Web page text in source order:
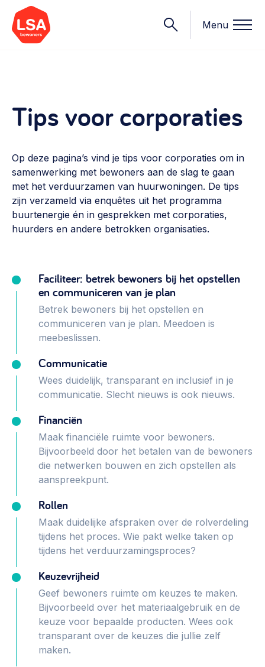
Menu
Onderwerpen
Rechtsvormen, positionering, organisatiemodellen >
Financiën
Financieringsvormen, administratie, begroting en omzet >
Organisatie en beheer
Vrijwilligers en medewerkers
Werving, contracten en vergoedingen, betaalde krachten
Eigen gebouw
Huren of kopen, maatschappelijk vastgoed,
Sociaal ondernemen
Bewonersbedrijf starten, ondernemingsplan maken >
Buurtbewoners verbinden
Community building en ABCD, welkomstcultuur >
Zorgzame gemeenschappen
Betrokken buurten, contact stimuleren, netwerken
Wijkaanpak
Werken aan de wijk, ABCD, WijkWijzer >
Voorbereiden op crisis, noodsteunpunten,
ontmoetingsplekken >
Buurtenergie
Energiecollectieven, buurt vergroenen, SDG >
Onze leden
Contact
Opinie
Bijeenkomsten
Vraag stellen
info@lsabewoners.nl
Tips voor corporaties
Op deze pagina’s vind je tips voor corporaties om in
samenwerking met bewoners aan de slag te gaan
met het verduurzamen van huurwoningen. De tips
zijn verzameld via enquêtes uit het programma
buurtenergie én in gesprekken met corporaties,
huurders en andere betrokken organisaties.
Faciliteer: betrek bewoners bij het opstellen
en communiceren van je plan
Betrek bewoners bij het opstellen en
communiceren van je plan. Meedoen is
meebeslissen.
Communicatie
Wees duidelijk, transparant en inclusief in je
communicatie. Slecht nieuws is ook nieuws.
Financiën
Maak financiële ruimte voor bewoners.
Bijvoorbeeld door het betalen van de bewoners
die netwerken bouwen en zich opstellen als
aanspreekpunt.
Rollen
Maak duidelijke afspraken over de rolverdeling
tijdens het proces. Wie pakt welke taken op
tijdens het verduurzamingsproces?
Keuzevrijheid
Geef bewoners ruimte om keuzes te maken.
Bijvoorbeeld over het materiaalgebruik en de
keuze voor bepaalde producten. Wees ook
transparant over de keuzes die jullie zelf
maken.